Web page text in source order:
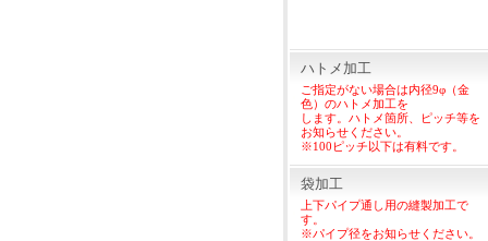
ハトメ加工
ご指定がない場合は内径9φ（金
色）のハトメ加工を
します。ハトメ箇所、ピッチ等を
お知らせください。
※100ピッチ以下は有料です。
袋加工
上下パイプ通し用の縫製加工で
す。
※パイプ径をお知らせください。